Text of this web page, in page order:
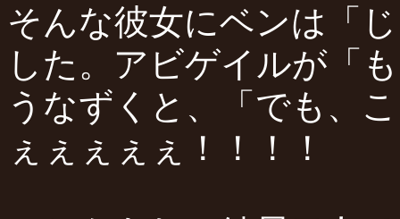
そんな彼女にベンは「
した。アビゲイルが「
うなずくと、「でも、
ぇぇぇぇぇ！！！！